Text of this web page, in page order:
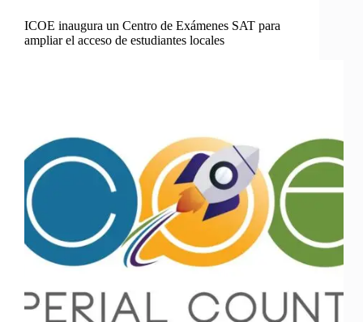
ICOE inaugura un Centro de Exámenes SAT para
ampliar el acceso de estudiantes locales